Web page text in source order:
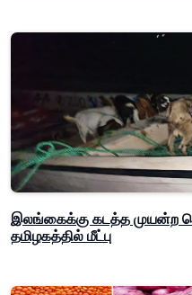
இலங்கைக்கு கடத்த முயன்ற
தமிழகத்தில் மீட்பு